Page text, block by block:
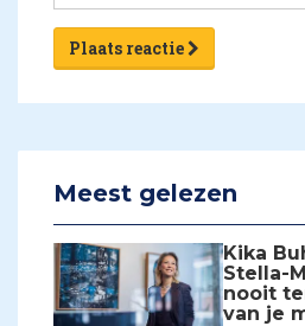
Plaats reactie
Meest gelezen
Kika
Stella-
nooit
van je